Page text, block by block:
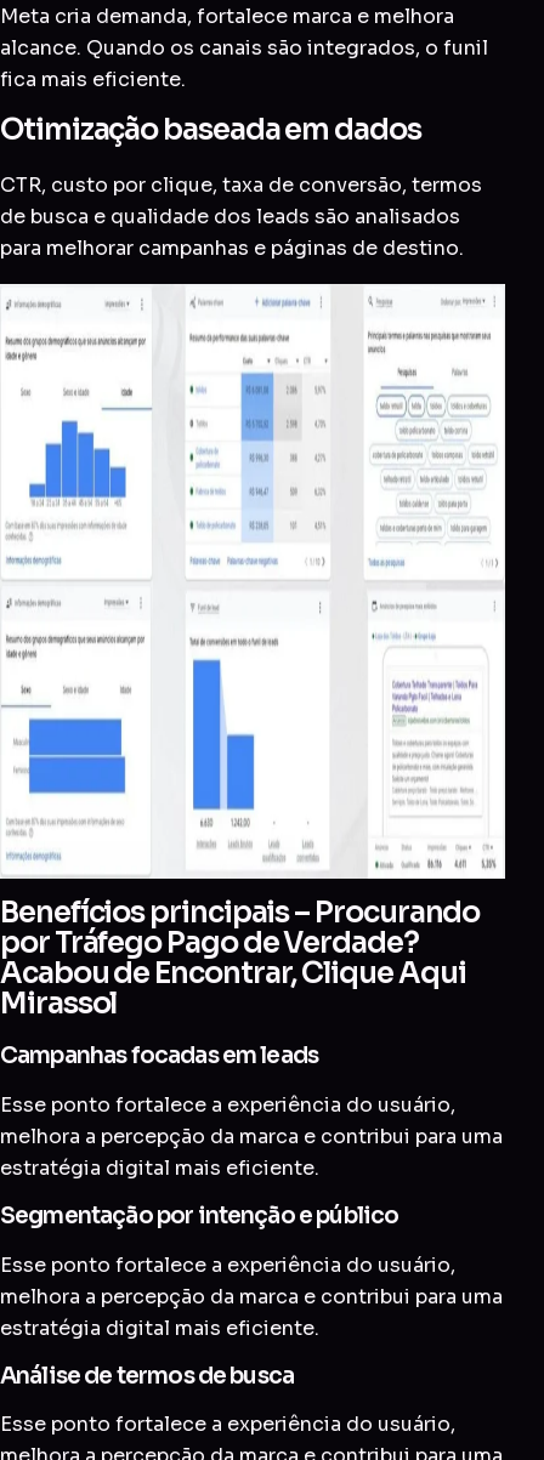
Meta cria demanda, fortalece marca e melhora
alcance. Quando os canais são integrados, o funil
fica mais eficiente.
Otimização baseada em dados
CTR, custo por clique, taxa de conversão, termos
de busca e qualidade dos leads são analisados
para melhorar campanhas e páginas de destino.
Benefícios principais – Procurando
por Tráfego Pago de Verdade?
Acabou de Encontrar, Clique Aqui
Mirassol
Campanhas focadas em leads
Esse ponto fortalece a experiência do usuário,
melhora a percepção da marca e contribui para uma
estratégia digital mais eficiente.
Segmentação por intenção e público
Esse ponto fortalece a experiência do usuário,
melhora a percepção da marca e contribui para uma
estratégia digital mais eficiente.
Análise de termos de busca
Esse ponto fortalece a experiência do usuário,